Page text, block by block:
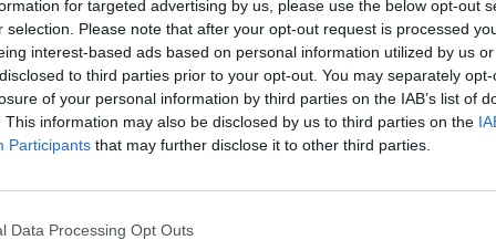
for targeted advertising by us, please use the below opt-out
selection. Please note that after your opt-out request is processed
interest-based ads based on personal information utilized by us
to third parties prior to your opt-out. You may separately
of your personal information by third parties on the IAB’s list of
This information may also be disclosed by us to third parties on the
Participants that may further disclose it to other third parties.
Data Processing Opt Outs
pievas
Lietuvos diena
Žinios Lietuvos diena
00:03:38
be vidaus sandorių
Kontrolieriai apie valstybės